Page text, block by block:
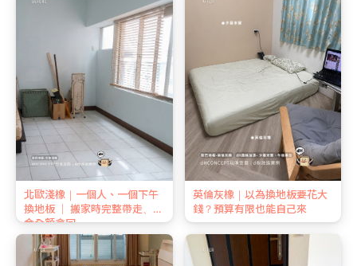
北歐淺橡｜一個人、一個下午
換地板 ｜ 搬家時完整帶走、押
金全額拿回
英倫灰橡｜以為換地板要花大
錢？預算有限也能自己來